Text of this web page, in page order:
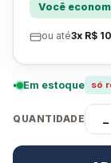
Você
ou até3x R$
Em estoque só
QUANTIDADE −